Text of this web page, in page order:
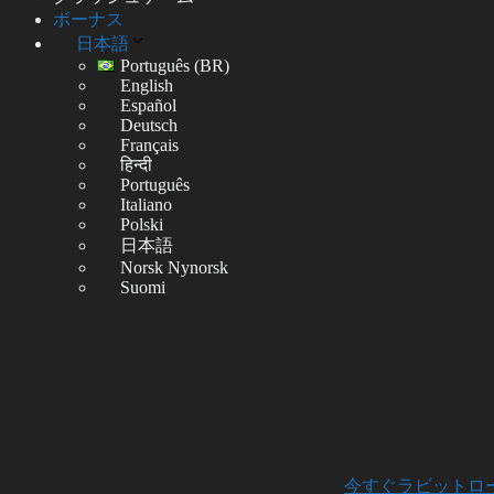
ボーナス
日本語
Português (BR)
English
Español
Deutsch
Français
हिन्दी
Português
Italiano
Polski
日本語
Norsk Nynorsk
Suomi
今すぐラビットロ